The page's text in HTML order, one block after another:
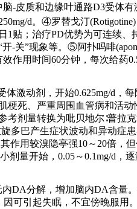
-皮质和边缘叶通路D3受体
d。④罗替戈汀
1贴；治疗PD优势为可连续
-关”现象等。⑤阿扑吗啡
作用时间60分钟，每次给药
激动剂，开始0.625mg/d，
死、严重周围血管病和活动
考剂量转换为吡贝地尔∶普拉
多巴产生症状波动和异动症
作用较溴隐亭强10～20倍，
量开始，0.05～0.1mg/d，
DA分解，增加脑内DA含量
因可引起失眠，不宜傍晚服